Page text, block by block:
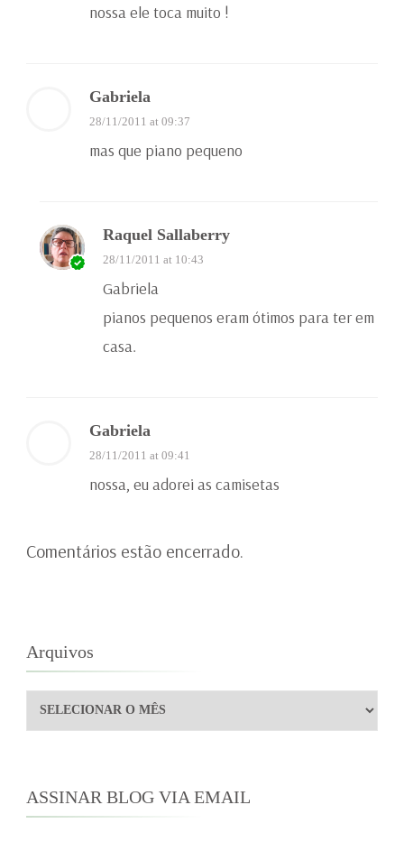
nossa ele toca muito !
Gabriela
28/11/2011 at 09:37
mas que piano pequeno
Raquel Sallaberry
28/11/2011 at 10:43
Gabriela
pianos pequenos eram ótimos para ter em
casa.
Gabriela
28/11/2011 at 09:41
nossa, eu adorei as camisetas
Comentários estão encerrado.
Arquivos
Arquivos
ASSINAR BLOG VIA EMAIL